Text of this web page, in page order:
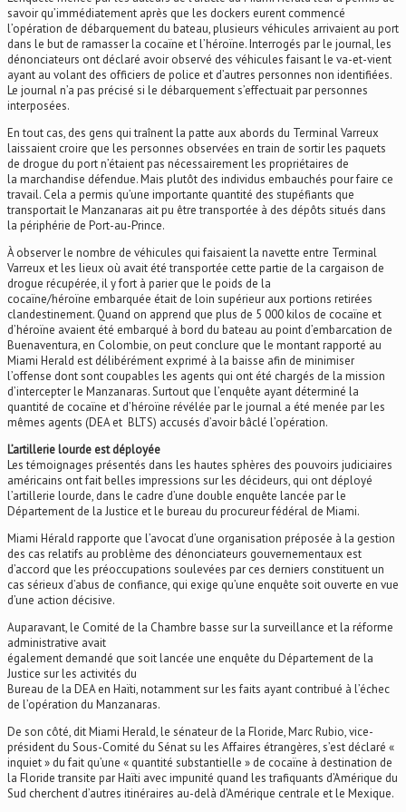
savoir qu’immédiatement après que les dockers eurent commencé
l’opération de débarquement du bateau, plusieurs véhicules arrivaient au port
dans le but de ramasser la cocaïne et l’héroïne. Interrogés par le journal, les
dénonciateurs ont déclaré avoir observé des véhicules faisant le va-et-vient
ayant au volant des officiers de police et d’autres personnes non identifiées.
Le journal n’a pas précisé si le débarquement s’effectuait par personnes
interposées.
En tout cas, des gens qui traînent la patte aux abords du Terminal Varreux
laissaient croire que les personnes observées en train de sortir les paquets
de drogue du port n’étaient pas nécessairement les propriétaires de
la marchandise défendue. Mais plutôt des individus embauchés pour faire ce
travail. Cela a permis qu’une importante quantité des stupéfiants que
transportait le Manzanaras ait pu être transportée à des dépôts situés dans
la périphérie de Port-au-Prince.
À observer le nombre de véhicules qui faisaient la navette entre Terminal
Varreux et les lieux où avait été transportée cette partie de la cargaison de
drogue récupérée, il y fort à parier que le poids de la
cocaïne/héroïne embarquée était de loin supérieur aux portions retirées
clandestinement. Quand on apprend que plus de 5 000 kilos de cocaïne et
d’héroïne avaient été embarqué à bord du bateau au point d’embarcation de
Buenaventura, en Colombie, on peut conclure que le montant rapporté au
Miami Herald est délibérément exprimé à la baisse afin de minimiser
l’offense dont sont coupables les agents qui ont été chargés de la mission
d’intercepter le Manzanaras. Surtout que l’enquête ayant déterminé la
quantité de cocaïne et d’héroïne révélée par le journal a été menée par les
mêmes agents (DEA et BLTS) accusés d’avoir bâclé l’opération.
L’artillerie lourde est déployée
Les témoignages présentés dans les hautes sphères des pouvoirs judiciaires
américains ont fait belles impressions sur les décideurs, qui ont déployé
l’artillerie lourde, dans le cadre d’une double enquête lancée par le
Département de la Justice et le bureau du procureur fédéral de Miami.
Miami Hérald rapporte que l’avocat d’une organisation préposée à la gestion
des cas relatifs au problème des dénonciateurs gouvernementaux est
d’accord que les préoccupations soulevées par ces derniers constituent un
cas sérieux d’abus de confiance, qui exige qu’une enquête soit ouverte en vue
d’une action décisive.
Auparavant, le Comité de la Chambre basse sur la surveillance et la réforme
administrative avait
également demandé que soit lancée une enquête du Département de la
Justice sur les activités du
Bureau de la DEA en Haïti, notamment sur les faits ayant contribué à l’échec
de l’opération du Manzanaras.
De son côté, dit Miami Herald, le sénateur de la Floride, Marc Rubio, vice-
président du Sous-Comité du Sénat su les Affaires étrangères, s’est déclaré «
inquiet » du fait qu’une « quantité substantielle » de cocaïne à destination de
la Floride transite par Haïti avec impunité quand les trafiquants d’Amérique du
Sud cherchent d’autres itinéraires au-delà d’Amérique centrale et le Mexique.